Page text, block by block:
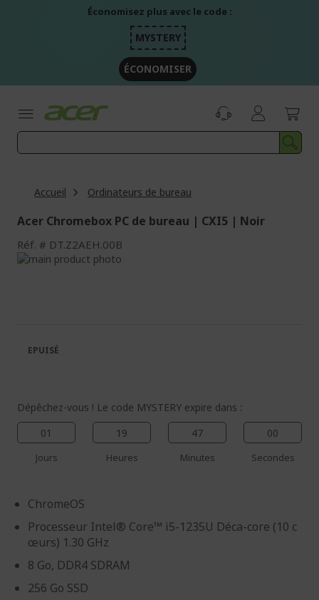
Économisez plus avec le code :
MYSTERY
ÉCONOMISER
Accueil Ordinateurs de bureau
Acer Chromebox PC de bureau | CXI5 | Noir
Réf. DT.Z2AEH.00B
Passer
galerie
d’images
Galerie
d’images
Dépêchez-vous ! Le code MYSTERY expire dans :
01
Jours
19
Heures
46
Minutes
59
Secondes
ChromeOS
Processeur Intel® Core™ i5-1235U Déca-core (10 c
œurs) 1.30 GHz
8 Go, DDR4 SDRAM
256 Go SSD
EPUISÉ